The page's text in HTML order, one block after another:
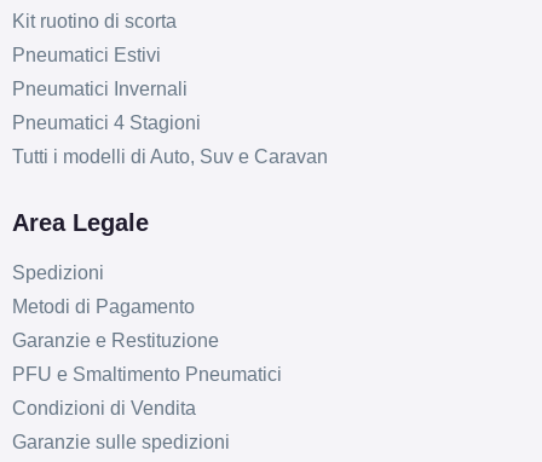
Kit ruotino di scorta
Pneumatici Estivi
Pneumatici Invernali
Pneumatici 4 Stagioni
Tutti i modelli di Auto, Suv e Caravan
Area Legale
Spedizioni
Metodi di Pagamento
Garanzie e Restituzione
PFU e Smaltimento Pneumatici
Condizioni di Vendita
Garanzie sulle spedizioni